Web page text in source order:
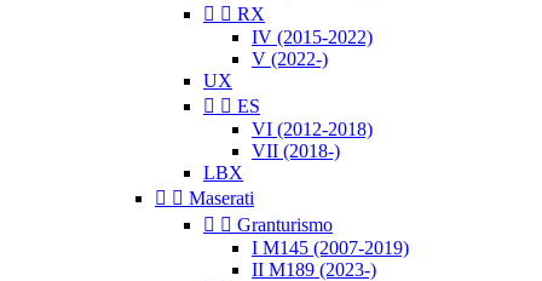
  RX
IV (2015-2022)
V (2022-)
UX
  ES
VI (2012-2018)
VII (2018-)
LBX
  Maserati
  Granturismo
I M145 (2007-2019)
II M189 (2023-)